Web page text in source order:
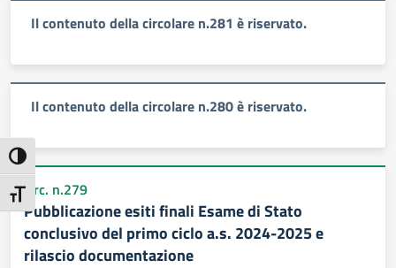
Attiva/disattiva alto contrasto
Attiva/disattiva dimensione testo
Il contenuto della circolare n.281 è riservato.
Il contenuto della circolare n.280 è riservato.
circ. n.279
Pubblicazione esiti finali Esame di Stato
conclusivo del primo ciclo a.s. 2024-2025 e
rilascio documentazione